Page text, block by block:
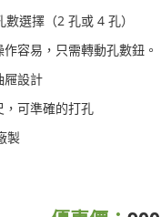
選擇（2 孔或 4 孔）
容易，只需轉動孔數鈕。
屜設計
，可準確的打孔
製